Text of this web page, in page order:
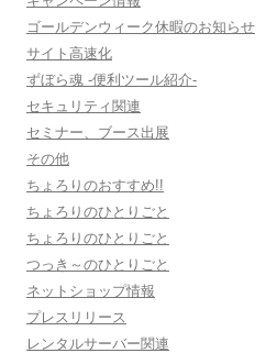
ゴールデンウィーク休暇のお知らせ
サイト高速化
ずぼら魂 -便利ツール紹介-
セキュリティ関連
セミナー、ブース出展
その他
ちょろりのおすすめ!!
ちょろりのひとりごと
ちょろりのひとりごと
つっき～のひとりごと
ネットショップ情報
プレスリリース
レンタルサーバー関連